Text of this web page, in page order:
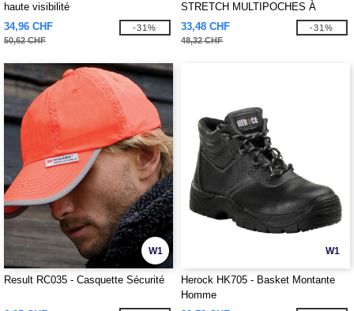
haute visibilité
34,96 CHF
50,62 CHF
-31%
STRETCH MULTIPOCHES À
BANDES REFLECHISSANTES
33,48 CHF
48,32 CHF
-31%
W1
Result RC035 - Casquette Sécurité
W1
Herock HK705 - Basket Montante
Homme